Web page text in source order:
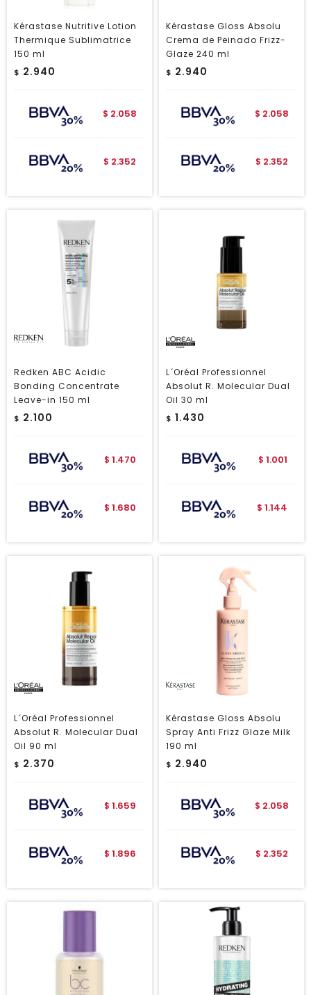
Kérastase Nutritive Lotion
Thermique Sublimatrice
150 ml
$ 2.940
$ 2.058
$ 2.352
Kérastase Gloss Absolu
Crema de Peinado Frizz-
Glaze 240 ml
$ 2.940
$ 2.058
$ 2.352
Redken ABC Acidic
Bonding Concentrate
Leave-in 150 ml
$ 2.100
$ 1.470
$ 1.680
L´Oréal Professionnel
Absolut R. Molecular Dual
Oil 30 ml
$ 1.430
$ 1.001
$ 1.144
L´Oréal Professionnel
Absolut R. Molecular Dual
Oil 90 ml
$ 2.370
$ 1.659
$ 1.896
Kérastase Gloss Absolu
Spray Anti Frizz Glaze Milk
190 ml
$ 2.940
$ 2.058
$ 2.352